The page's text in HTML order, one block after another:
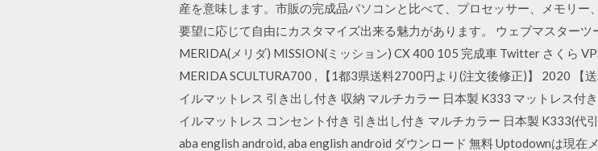
産を意味します。市販の完成品パソコンと比べて、プロセッサー、メモリ
要望に応じて自由にカスタマイズ出来る魅力があります。 ウェブマスター
MERIDA(メリダ) MISSION(ミッション) CX 400 105 完成車 Twitter さくら
MERIDA SCULTURA700 , 【1都3県送料2700円より(注文後修正)】 2020 【
イルマットレス 引き出し付き 収納 マルチカラー 日本製 K333 マットレス付
イルマットレス コンセント付き 引き出し付き マルチカラー 日本製 K333(代
aba english android, aba english android ダウンロード 無料 Uptodownは現在